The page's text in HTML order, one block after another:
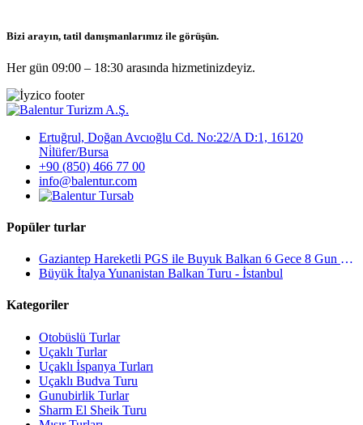
Bizi arayın, tatil danışmanlarımız ile görüşün.
Her gün 09:00 – 18:30 arasında hizmetinizdeyiz.
Ertuğrul, Doğan Avcıoğlu Cd. No:22/A D:1, 16120
Ni̇lüfer/Bursa
+90 (850) 466 77 00
info@balentur.com
Popüler turlar
Gaziantep Hareketli PGS ile Buyuk Balkan 6 Gece 8 Gun Vizesiz SKP-SKP
Büyük İtalya Yunanistan Balkan Turu - İstanbul
Kategoriler
Otobüslü Turlar
Uçaklı Turlar
Uçaklı İspanya Turları
Uçaklı Budva Turu
Gunubirlik Turlar
Sharm El Sheik Turu